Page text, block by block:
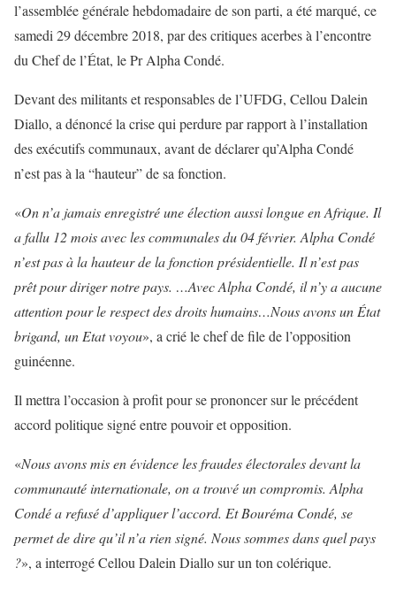
l’assemblée générale hebdomadaire de son parti, a été marqué, ce
samedi 29 décembre 2018, par des critiques acerbes à l’encontre
du Chef de l’État, le Pr Alpha Condé.
Devant des militants et responsables de l’UFDG, Cellou Dalein
Diallo, a dénoncé la crise qui perdure par rapport à l’installation
des exécutifs communaux, avant de déclarer qu’Alpha Condé
n’est pas à la “hauteur” de sa fonction.
«On n’a jamais enregistré une élection aussi longue en Afrique. Il
a fallu 12 mois avec les communales du 04 février. Alpha Condé
n’est pas à la hauteur de la fonction présidentielle. Il n’est pas
prêt pour diriger notre pays. …Avec Alpha Condé, il n’y a aucune
attention pour le respect des droits humains…Nous avons un État
brigand, un Etat voyou», a crié le chef de file de l’opposition
guinéenne.
Il mettra l’occasion à profit pour se prononcer sur le précédent
accord politique signé entre pouvoir et opposition.
«Nous avons mis en évidence les fraudes électorales devant la
communauté internationale, on a trouvé un compromis. Alpha
Condé a refusé d’appliquer l’accord. Et Bouréma Condé, se
permet de dire qu’il n’a rien signé. Nous sommes dans quel pays
?», a interrogé Cellou Dalein Diallo sur un ton colérique.